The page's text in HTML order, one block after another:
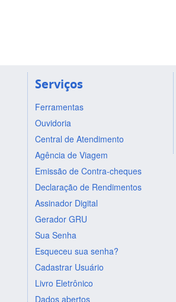
Serviços
Ferramentas
Ouvidoria
Central de Atendimento
Agência de Viagem
Emissão de Contra-cheques
Declaração de Rendimentos
Assinador Digital
Gerador GRU
Sua Senha
Esqueceu sua senha?
Cadastrar Usuário
Livro Eletrônico
Dados abertos